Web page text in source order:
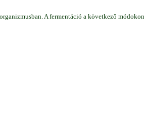
A fermentáció a következő